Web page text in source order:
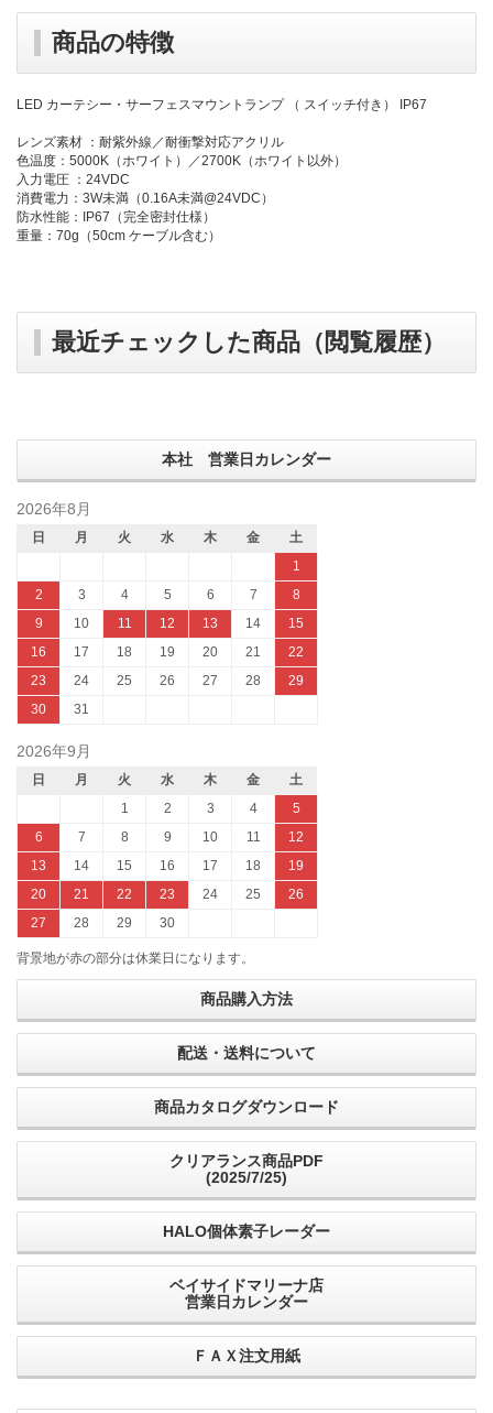
商品の特徴
LED カーテシー・サーフェスマウントランプ （ スイッチ付き） IP67
レンズ素材 ：耐紫外線／耐衝撃対応アクリル
色温度：5000K（ホワイト）／2700K（ホワイト以外）
入力電圧 ：24VDC
消費電力：3W未満（0.16A未満@24VDC）
防水性能：IP67（完全密封仕様）
重量：70g（50cm ケーブル含む）
最近チェックした商品（閲覧履歴）
本社 営業日カレンダー
2026年8月
日 月 火 水 木 金
土
1
2
3 4 5 6 7
8
9
10 11 12 13 14
15
16
17 18 19 20 21
22
23
24 25 26 27 28
29
30
31
2026年9月
日 月 火 水 木 金
土
1
2 3 4
5
6
7 8 9 10 11
12
13
14 15 16 17 18
19
20
21 22 23 24 25
26
27
28 29 30
背景地が赤の部分は休業日になります。
商品購入方法
配送・送料について
商品カタログダウンロード
クリアランス商品PDF
(2025/7/25)
HALO個体素子レーダー
ベイサイドマリーナ店
営業日カレンダー
ＦＡＸ注文用紙